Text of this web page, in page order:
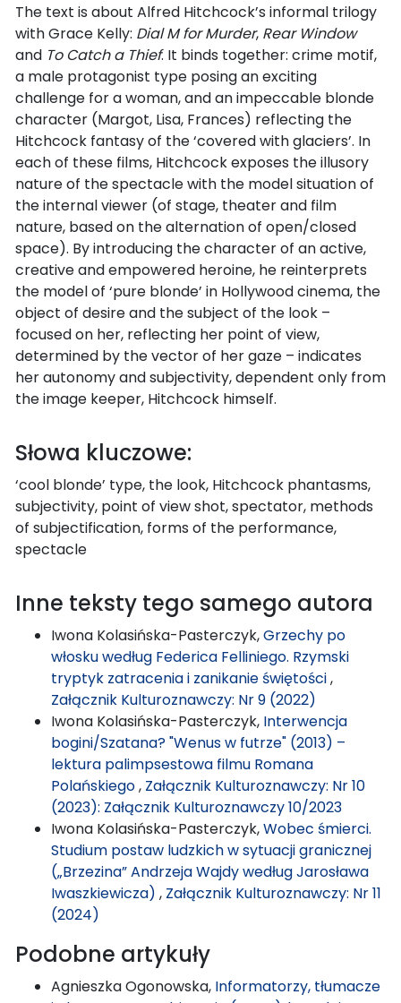
The text is about Alfred Hitchcock’s informal trilogy
with Grace Kelly: Dial M for Murder, Rear Window
and To Catch a Thief. It binds together: crime motif,
a male protagonist type posing an exciting
challenge for a woman, and an impeccable blonde
character (Margot, Lisa, Frances) reflecting the
Hitchcock fantasy of the ‘covered with glaciers’. In
each of these films, Hitchcock exposes the illusory
nature of the spectacle with the model situation of
the internal viewer (of stage, theater and film
nature, based on the alternation of open/closed
space). By introducing the character of an active,
creative and empowered heroine, he reinterprets
the model of ‘pure blonde’ in Hollywood cinema, the
object of desire and the subject of the look –
focused on her, reflecting her point of view,
determined by the vector of her gaze – indicates
her autonomy and subjectivity, dependent only from
the image keeper, Hitchcock himself.
Słowa kluczowe:
‘cool blonde’ type, the look, Hitchcock phantasms,
subjectivity, point of view shot, spectator, methods
of subjectification, forms of the performance,
spectacle
Inne teksty tego samego autora
Iwona Kolasińska-Pasterczyk,Grzechy po
włosku według Federica Felliniego. Rzymski
tryptyk zatracenia i zanikanie świętości,
Załącznik Kulturoznawczy: Nr 9 (2022)
Iwona Kolasińska-Pasterczyk, Interwencja
bogini/Szatana? "Wenus w futrze" (2013) –
lektura palimpsestowa filmu Romana
Polańskiego, Załącznik Kulturoznawczy: Nr 10
(2023): Załącznik Kulturoznawczy 10/2023
Iwona Kolasińska-Pasterczyk,Wobec śmierci.
Studium postaw ludzkich w sytuacji granicznej
(„Brzezina” Andrzeja Wajdy według Jarosława
Iwaszkiewicza) , Załącznik Kulturoznawczy: Nr 11
(2024)
Podobne artykuły
Agnieszka Ogonowska, Informatorzy, tłumacze